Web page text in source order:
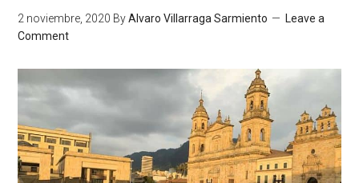
2 noviembre, 2020 ByAlvaro Villarraga Sarmiento
Leave a
Comment